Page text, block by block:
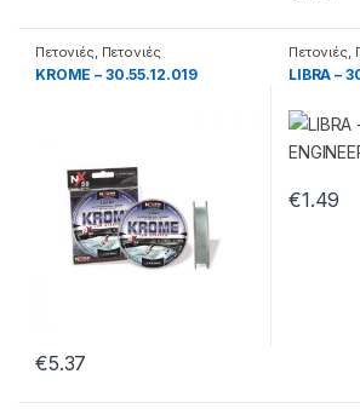
Πετονιές, Πετονιές
Monofilament
KROME – 30.55.12.019
€5.37
Πετονιές,
LIBRA –
€1.49